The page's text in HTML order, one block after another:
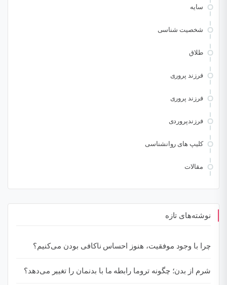
سایه
شخصیت شناسی
طلاق
فرزند پروری
فرزند پروری
فرزندپروردی
کلیپ های روانشناسی
مقالات
نوشته‌های تازه
چرا با وجود موفقیت، هنوز احساس ناکافی بودن می‌کنیم؟
شرم از بدن؛ چگونه تروما رابطه ما با بدنمان را تغییر می‌دهد؟